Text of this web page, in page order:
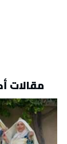
مقالات